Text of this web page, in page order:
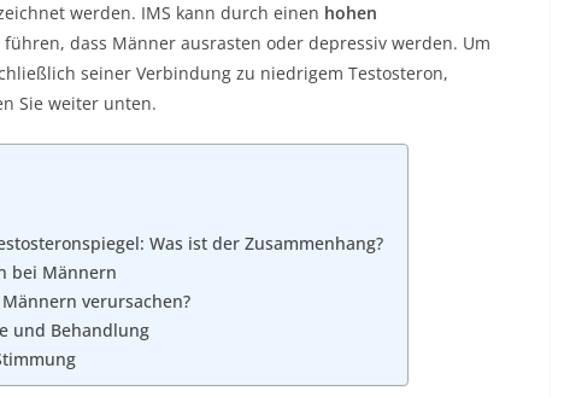
werden. IMS kann durch einen hohen
dass Männer ausrasten oder depressiv werden. Um
seiner Verbindung zu niedrigem Testosteron,
Sie weiter unten.
Was ist der Zusammenhang?
bei Männern
verursachen?
und Behandlung